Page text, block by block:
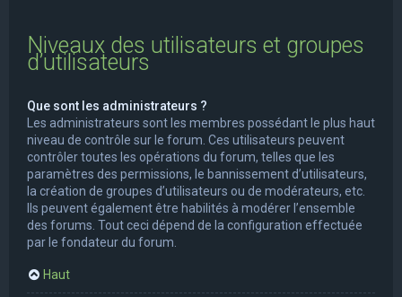
Niveaux des utilisateurs et groupes
d’utilisateurs
Que sont les administrateurs ?
Les administrateurs sont les membres possédant le plus haut
niveau de contrôle sur le forum. Ces utilisateurs peuvent
contrôler toutes les opérations du forum, telles que les
paramètres des permissions, le bannissement d’utilisateurs,
la création de groupes d’utilisateurs ou de modérateurs, etc.
Ils peuvent également être habilités à modérer l’ensemble
des forums. Tout ceci dépend de la configuration effectuée
par le fondateur du forum.
Haut